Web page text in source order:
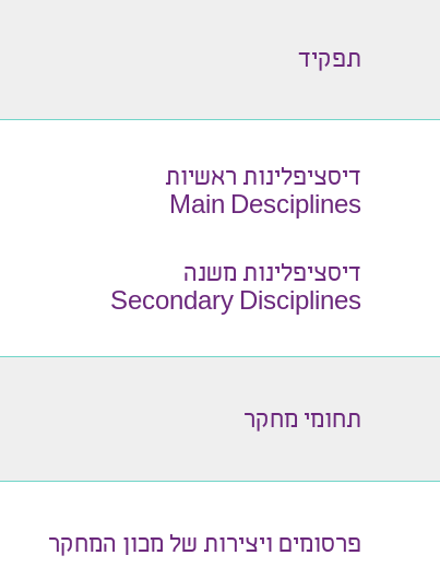
תפקיד
דיסציפלינות ראשיות
Main Desciplines
דיסציפלינות משנה
Secondary Disciplines
תחומי מחקר
פרסומים ויצירות של מכון המחקר